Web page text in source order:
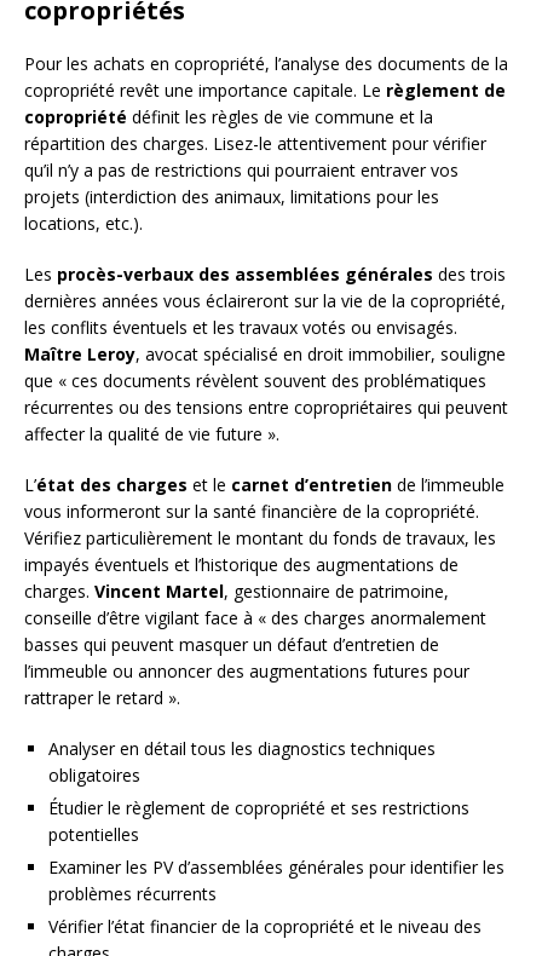
copropriétés
Pour les achats en copropriété, l’analyse des documents de la
copropriété revêt une importance capitale. Le règlement de
copropriété définit les règles de vie commune et la
répartition des charges. Lisez-le attentivement pour vérifier
qu’il n’y a pas de restrictions qui pourraient entraver vos
projets (interdiction des animaux, limitations pour les
locations, etc.).
Les procès-verbaux des assemblées générales des trois
dernières années vous éclaireront sur la vie de la copropriété,
les conflits éventuels et les travaux votés ou envisagés.
Maître Leroy, avocat spécialisé en droit immobilier, souligne
que « ces documents révèlent souvent des problématiques
récurrentes ou des tensions entre copropriétaires qui peuvent
affecter la qualité de vie future ».
L’état des charges et le carnet d’entretien de l’immeuble
vous informeront sur la santé financière de la copropriété.
Vérifiez particulièrement le montant du fonds de travaux, les
impayés éventuels et l’historique des augmentations de
charges. Vincent Martel, gestionnaire de patrimoine,
conseille d’être vigilant face à « des charges anormalement
basses qui peuvent masquer un défaut d’entretien de
l’immeuble ou annoncer des augmentations futures pour
rattraper le retard ».
Analyser en détail tous les diagnostics techniques
obligatoires
Étudier le règlement de copropriété et ses restrictions
potentielles
Examiner les PV d’assemblées générales pour identifier les
problèmes récurrents
Vérifier l’état financier de la copropriété et le niveau des